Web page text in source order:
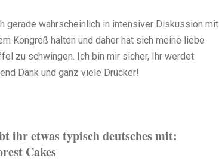
gerade wahrscheinlich in intensiver Diskussion mit
Kongreß halten und daher hat sich meine liebe
zu schwingen. Ich bin mir sicher, Ihr werdet
Dank und ganz viele Drücker!
ihr etwas typisch deutsches mit:
Cakes